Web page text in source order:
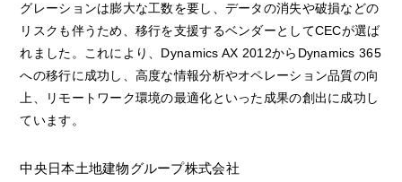
グレーションは膨大な工数を要し、データの消失や破損などの
リスクも伴うため、移行を支援するベンダーとしてCECが選ば
れました。これにより、Dynamics AX 2012からDynamics 365
への移行に成功し、高度な情報分析やオペレーション品質の向
上、リモートワーク環境の最適化といった成果の創出に成功し
ています。
中央日本土地建物グループ株式会社